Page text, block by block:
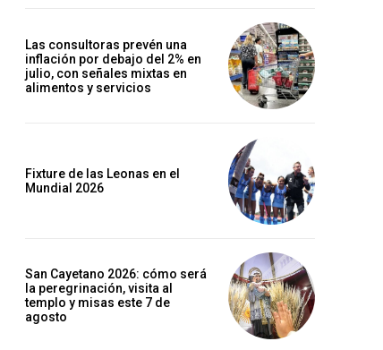
Las consultoras prevén una
inflación por debajo del 2% en
julio, con señales mixtas en
alimentos y servicios
Fixture de las Leonas en el
Mundial 2026
San Cayetano 2026: cómo será
la peregrinación, visita al
templo y misas este 7 de
agosto